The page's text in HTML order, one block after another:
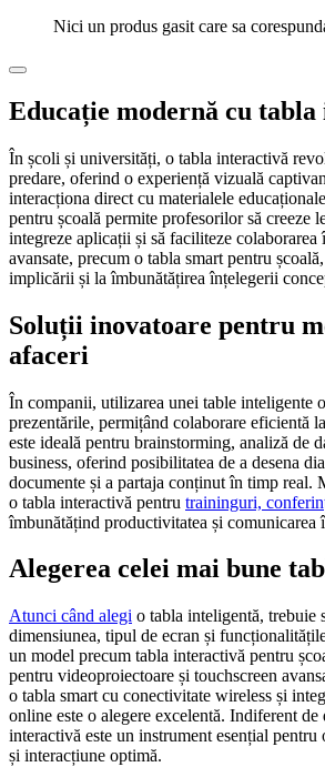
Nici un produs gasit care sa
Educație modernă cu
În școli și universități, o tabla interactivă
predare, oferind o experiență vizuală
interacționa direct cu materialele
pentru școală permite profesorilor să creeze
integreze aplicații și să faciliteze
avansate, precum o tabla smart pentru
implicării și la îmbunătățirea înțelegerii
Soluții inovatoare pentru
afaceri
În companii, utilizarea unei table inteligente
prezentările, permițând colaborare eficientă
este ideală pentru brainstorming, analiză de
business, oferind posibilitatea de a desena
documente și a partaja conținut în timp real.
o tabla interactivă pentru traininguri,
îmbunătățind productivitatea și comunicarea
Alegerea celei mai bune
Atunci când alegi o tabla inteligentă, trebuie
dimensiunea, tipul de ecran și
un model precum tabla interactivă pentru
pentru videoproiectoare și touchscreen
o tabla smart cu conectivitate wireless și
online este o alegere excelentă. Indiferent de
interactivă este un instrument esențial pentru
și interacțiune optimă.